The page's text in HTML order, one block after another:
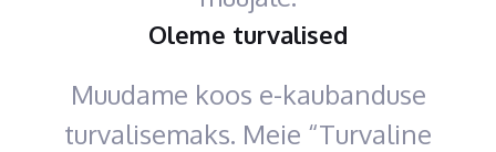
Oleme turvalised
Muudame koos e-kaubanduse
turvalisemaks. Meie “Turvaline